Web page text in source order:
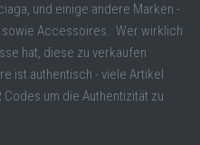
und einige andere Marken -
sowie Accessoires. Wer wirklich
hat, diese zu verkaufen
ist authentisch - viele Artikel
um die Authentizität zu